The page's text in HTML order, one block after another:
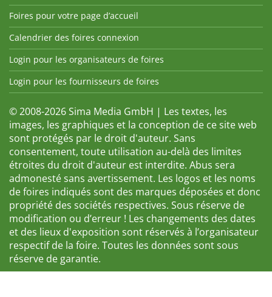
Foires pour votre page d’accueil
Calendrier des foires connexion
Login pour les organisateurs de foires
Login pour les fournisseurs de foires
© 2008-2026 Sima Media GmbH | Les textes, les
images, les graphiques et la conception de ce site web
sont protégés par le droit d'auteur. Sans
consentement, toute utilisation au-delà des limites
étroites du droit d'auteur est interdite. Abus sera
admonesté sans avertissement. Les logos et les noms
de foires indiqués sont des marques déposées et donc
propriété des sociétés respectives. Sous réserve de
modification ou d’erreur ! Les changements des dates
et des lieux d'exposition sont réservés à l’organisateur
respectif de la foire. Toutes les données sont sous
réserve de garantie.